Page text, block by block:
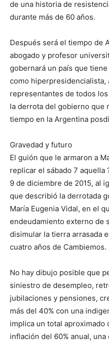
de una historia de
durante más de 60 años.
Después será el tiempo de
abogado y profesor
gobernará un país que
como hiperpresidencialista,
representantes de todos
la derrota del gobierno que
tiempo en la Argentina
Gravedad y futuro
El guión que le armaron a
replicar el sábado 7 aquella
9 de diciembre de 2015, al
que describió la derrotada
María Eugenia Vidal, en el
endeudamiento externo de
disimular la tierra arrasada
cuatro años de Cambiemos.
No hay dibujo posible que
siniestro de desempleo,
jubilaciones y pensiones,
más del 40% con una
implica un total aproximado
inflación del 60% anual,